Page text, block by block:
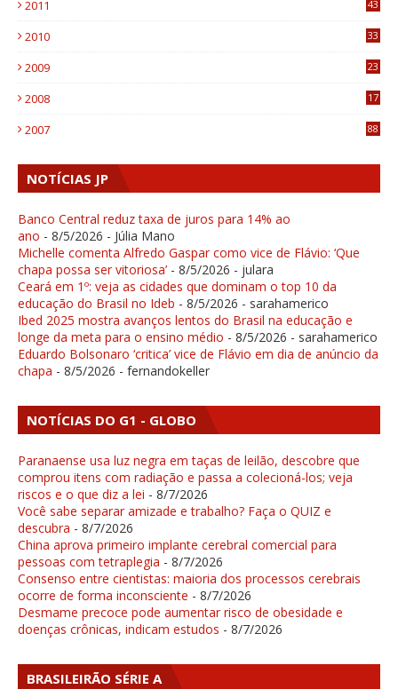
2011
43
2010
33
2009
23
2008
17
2007 88
NOTÍCIAS JP
Banco Central reduz taxa de juros para 14% ao
ano - 8/5/2026 - Júlia Mano
Michelle comenta Alfredo Gaspar como vice de Flávio: ‘Que
chapa possa ser vitoriosa’ - 8/5/2026 - julara
Ceará em 1º: veja as cidades que dominam o top 10 da
educação do Brasil no Ideb - 8/5/2026 - sarahamerico
Ibed 2025 mostra avanços lentos do Brasil na educação e
longe da meta para o ensino médio - 8/5/2026 - sarahamerico
Eduardo Bolsonaro ‘critica’ vice de Flávio em dia de anúncio da
chapa - 8/5/2026 - fernandokeller
NOTÍCIAS DO G1 - GLOBO
Paranaense usa luz negra em taças de leilão, descobre que
comprou itens com radiação e passa a colecioná-los; veja
riscos e o que diz a lei - 8/7/2026
Você sabe separar amizade e trabalho? Faça o QUIZ e
descubra - 8/7/2026
China aprova primeiro implante cerebral comercial para
pessoas com tetraplegia - 8/7/2026
Consenso entre cientistas: maioria dos processos cerebrais
ocorre de forma inconsciente - 8/7/2026
Desmame precoce pode aumentar risco de obesidade e
doenças crônicas, indicam estudos - 8/7/2026
BRASILEIRÃO SÉRIE A